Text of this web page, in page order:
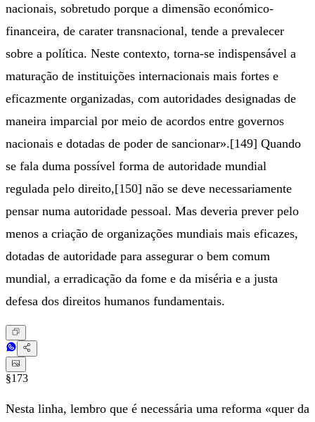
nacionais, sobretudo porque a dimensão económico-
financeira, de carater transnacional, tende a prevalecer
sobre a política. Neste contexto, torna-se indispensável a
maturação de instituições internacionais mais fortes e
eficazmente organizadas, com autoridades designadas de
maneira imparcial por meio de acordos entre governos
nacionais e dotadas de poder de sancionar».[149] Quando
se fala duma possível forma de autoridade mundial
regulada pelo direito,[150] não se deve necessariamente
pensar numa autoridade pessoal. Mas deveria prever pelo
menos a criação de organizações mundiais mais eficazes,
dotadas de autoridade para assegurar o bem comum
mundial, a erradicação da fome e da miséria e a justa
defesa dos direitos humanos fundamentais.
§173
Nesta linha, lembro que é necessária uma reforma «quer da